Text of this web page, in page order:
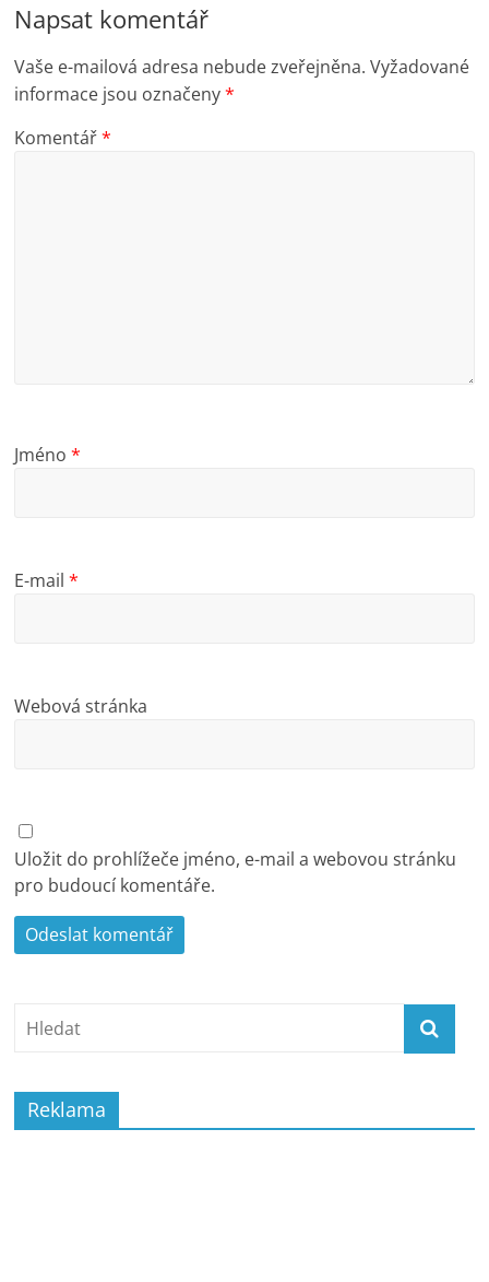
Napsat komentář
Vaše e-mailová adresa nebude zveřejněna. Vyžadované
informace jsou označeny*
Komentář*
Jméno*
E-mail*
Webová stránka
Uložit do prohlížeče jméno, e-mail a webovou stránku
pro budoucí komentáře.
Reklama